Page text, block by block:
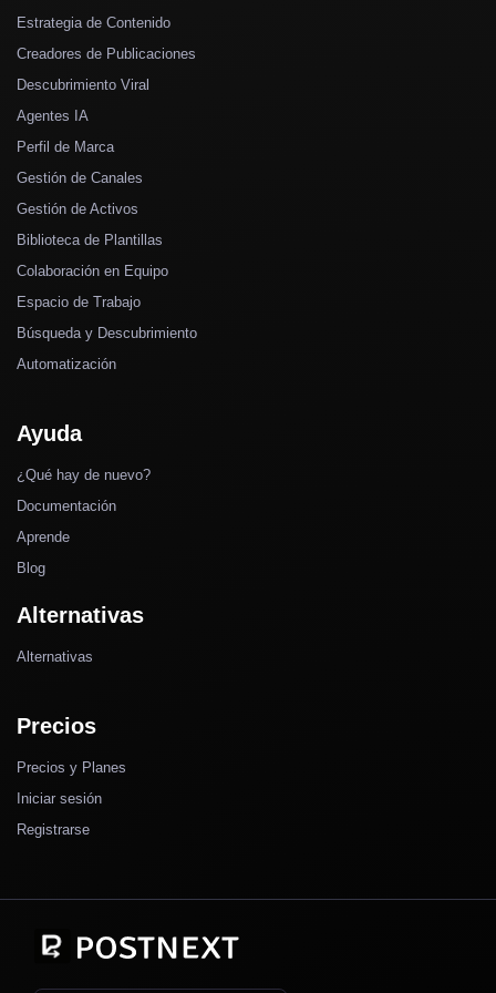
Estrategia de Contenido
Creadores de Publicaciones
Descubrimiento Viral
Agentes IA
Perfil de Marca
Gestión de Canales
Gestión de Activos
Biblioteca de Plantillas
Colaboración en Equipo
Espacio de Trabajo
Búsqueda y Descubrimiento
Automatización
Ayuda
¿Qué hay de nuevo?
Documentación
Aprende
Blog
Alternativas
Alternativas
Precios
Precios y Planes
Iniciar sesión
Registrarse